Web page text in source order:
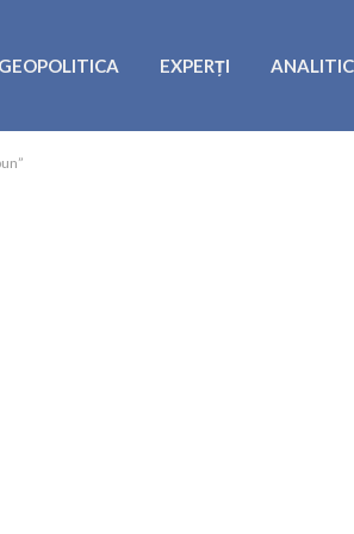
GEOPOLITICA EXPERȚI